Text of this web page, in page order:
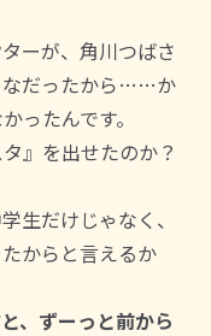
ーが、角川つばさ
なだったから……か
ったんです。
』を出せたのか？
生だけじゃなく、
からと言えるか
、ずーっと前から